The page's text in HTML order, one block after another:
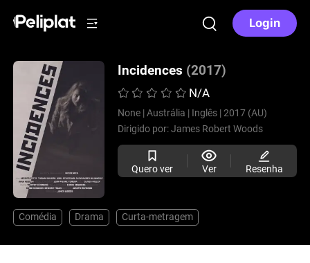
Login
Incidences (2017)
N/A
None | Austrália | Inglês | 2017 (AU)
Dirigido por:James Robert Woods
Quero ver Ver Resenha
Comédia Drama Curta-metragem